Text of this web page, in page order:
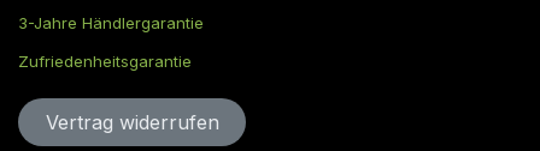
3-Jahre Händlergarantie
Zufriedenheitsgarantie
Vertrag widerru​​​​​​​​​​fen